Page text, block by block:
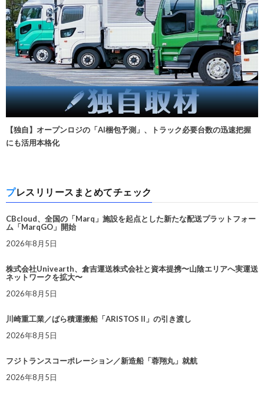
【独自】オープンロジの「AI梱包予測」、トラック必要台数の迅速把握
にも活用本格化
プレスリリースまとめてチェック
CBcloud、全国の「Marq」施設を起点とした新たな配送プラットフォー
ム「MarqGO」開始
2026年8月5日
株式会社Univearth、倉吉運送株式会社と資本提携〜山陰エリアへ実運送
ネットワークを拡大〜
2026年8月5日
川崎重工業／ばら積運搬船「ARISTOS II」の引き渡し
2026年8月5日
フジトランスコーポレーション／新造船「蓉翔丸」就航
2026年8月5日